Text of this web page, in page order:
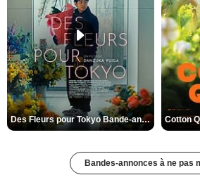
Des Fleurs pour Tokyo Bande-annonce VO STFR
Bandes-annonces à ne pas